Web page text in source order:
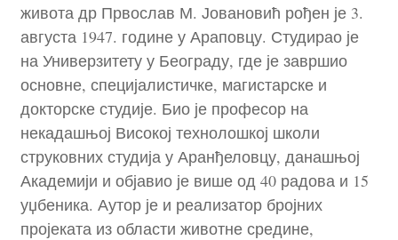
живота др Првослав М. Јовановић рођен је 3.
августа 1947. године у Араповцу. Студирао је
на Универзитету у Београду, где је завршио
основне, специјалистичке, магистарске и
докторске студије. Био је професор на
некадашњој Високој технолошкој школи
струковних студија у Аранђеловцу, данашњој
Академији и објавио је више од 40 радова и 15
уџбеника. Аутор је и реализатор бројних
пројеката из области животне средине,